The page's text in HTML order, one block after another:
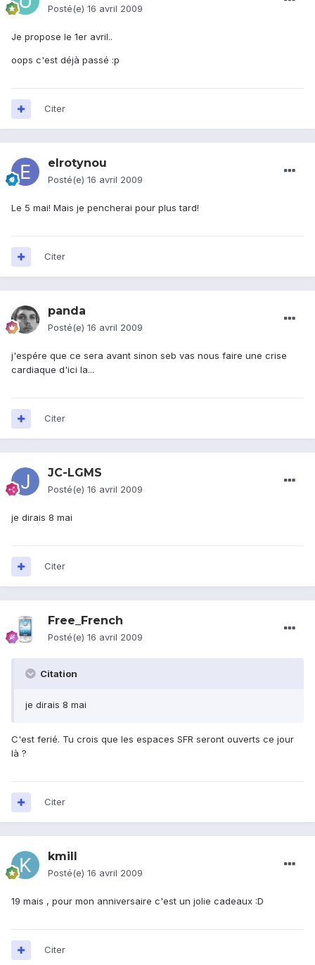
Posté(e) 16 avril 2009
Je propose le 1er avril..
oops c'est déjà passé :p
Citer
elrotynou
Posté(e) 16 avril 2009
Le 5 mai! Mais je pencherai pour plus tard!
Citer
panda
Posté(e) 16 avril 2009
j'espére que ce sera avant sinon seb vas nous faire une crise
cardiaque d'ici la...
Citer
JC-LGMS
Posté(e) 16 avril 2009
je dirais 8 mai
Citer
Free_French
Posté(e) 16 avril 2009
Citation
je dirais 8 mai
C'est ferié. Tu crois que les espaces SFR seront ouverts ce jour
là ?
Citer
kmill
Posté(e) 16 avril 2009
19 mais , pour mon anniversaire c'est un jolie cadeaux :D
Citer